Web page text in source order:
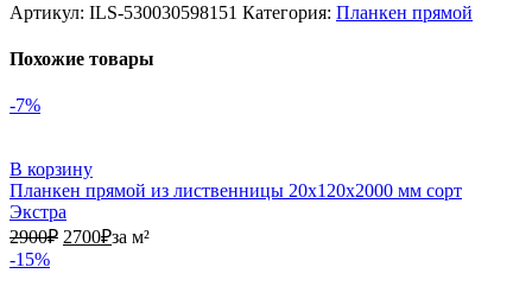
Артикул: ILS-530030598151 Категория: Планкен прямой
Похожие товары
-7%
В корзину
Планкен прямой из лиственницы 20х120х2000 мм сорт
Экстра
2900₽ 2900₽.
2700₽2700₽.
за м²
-15%